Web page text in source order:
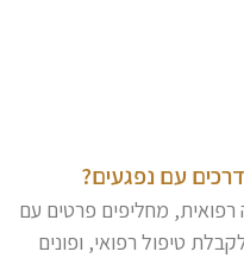
עם נפגעים?
מחליפים פרטים עם
טיפול רפואי, ופונים